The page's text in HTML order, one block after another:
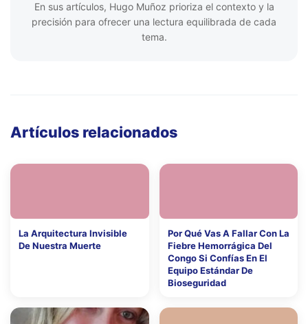
En sus artículos, Hugo Muñoz prioriza el contexto y la
precisión para ofrecer una lectura equilibrada de cada
tema.
Artículos relacionados
La Arquitectura Invisible
De Nuestra Muerte
Por Qué Vas A Fallar Con La
Fiebre Hemorrágica Del
Congo Si Confías En El
Equipo Estándar De
Bioseguridad